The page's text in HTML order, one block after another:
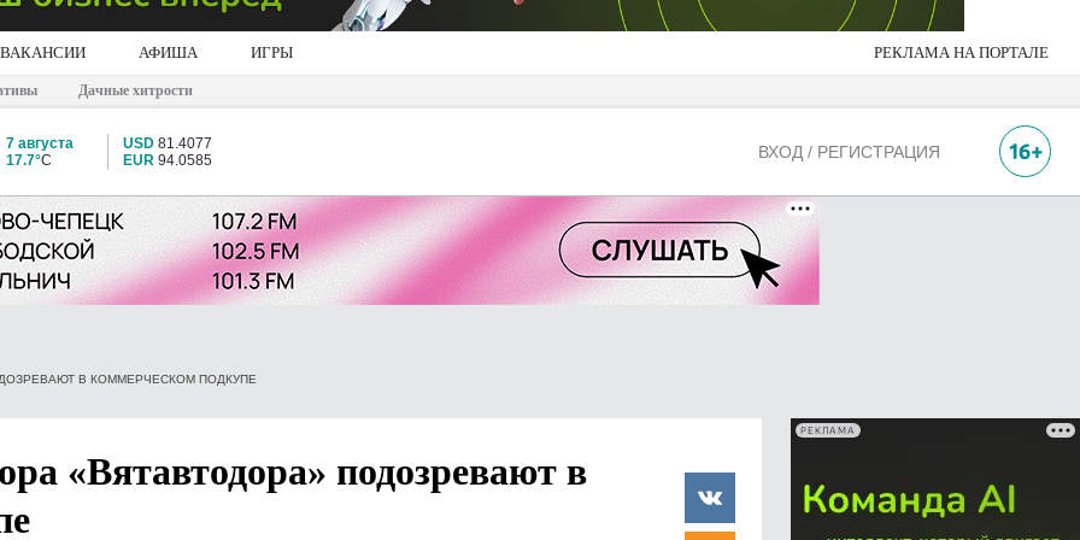
ВАКАНСИИ АФИША ИГРЫ РЕКЛАМА НА ПОРТАЛЕ
Дачные хитрости
7 августа
17.7°C
USD 81.4077
EUR 94.0585 ВХОД / РЕГИСТРАЦИЯ
В КОММЕРЧЕСКОМ ПОДКУПЕ
«Вятавтодора» подозревают в
РЕКЛАМА